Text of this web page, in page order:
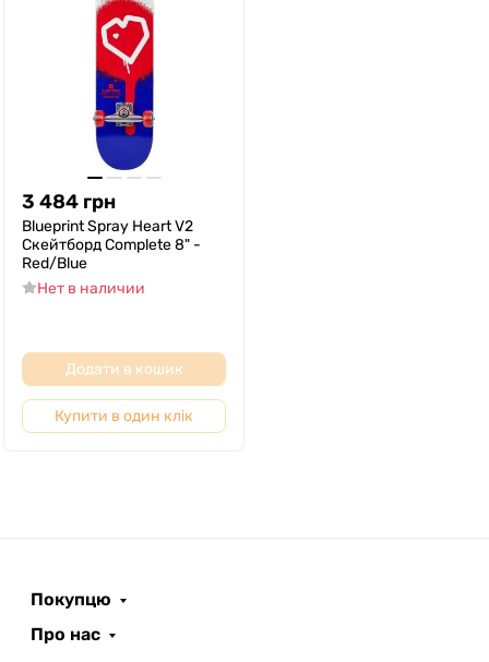
3 484 грн
Blueprint Spray Heart V2
Скейтборд Complete 8" -
Red/Blue
Нет в наличии
Додати в кошик
Купити в один клік
Покупцю
Про нас